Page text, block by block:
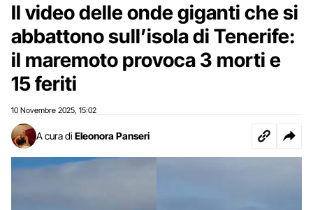
Il video delle onde giganti che si
abbattono sull’isola di Tenerife:
il maremoto provoca 3 morti e
15 feriti
10 Novembre 2025 15:02
A cura di Eleonora Panseri